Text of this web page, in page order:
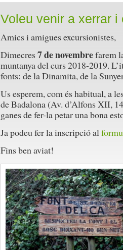
Voleu venir a xerrar
Amics i amigues excursionistes,
Dimecres7 de novembrefarem
muntanya del curs 2018-2019.
fonts: de la Dinamita, de la
Us esperem, com és habitual, a
de Badalona (Av. d’Alfons XII,
ganes de fer-la petar una bona
Ja podeu fer la inscripció al
Fins ben aviat!